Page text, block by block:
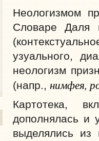
Неологизмом
Словаре Даля
узуального,
неологизм
(напр., нимфея,
Картотека,
дополнялась и
выделялись из